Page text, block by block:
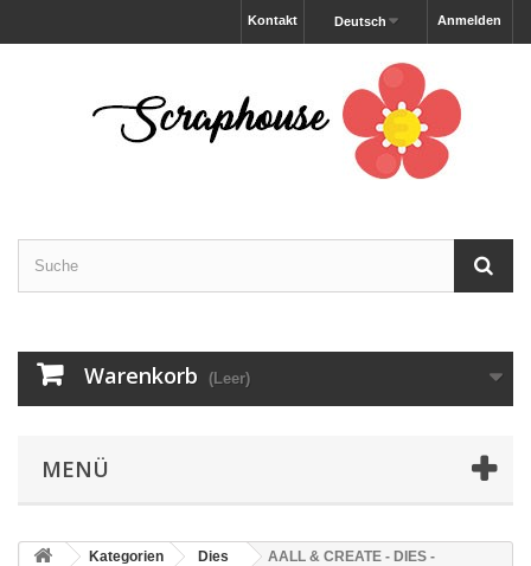
Anmelden
Deutsch
Kontakt
Warenkorb (Leer)
MENÜ
Kategorien Dies
AALL & CREATE - DIES -